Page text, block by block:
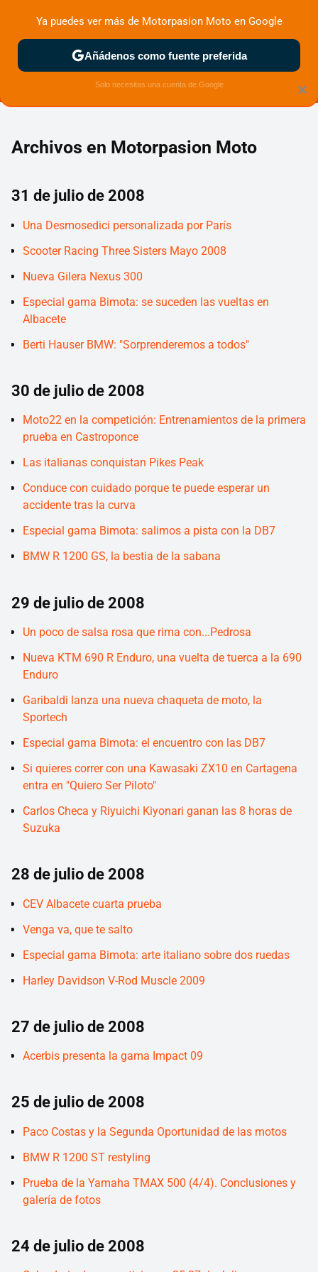
MENÚ NUEVO
ZONA DE PRUEBAS DEPORTIVAS MOTOS ELÉCTRICAS
Archivos en Motorpasion Moto
31 de julio de 2008
Una Desmosedici personalizada por París
Scooter Racing Three Sisters Mayo 2008
Nueva Gilera Nexus 300
Especial gama Bimota: se suceden las vueltas en
Albacete
Berti Hauser BMW: "Sorprenderemos a todos"
30 de julio de 2008
Moto22 en la competición: Entrenamientos de la primera
prueba en Castroponce
Las italianas conquistan Pikes Peak
Conduce con cuidado porque te puede esperar un
accidente tras la curva
Especial gama Bimota: salimos a pista con la DB7
BMW R 1200 GS, la bestia de la sabana
29 de julio de 2008
Un poco de salsa rosa que rima con...Pedrosa
Nueva KTM 690 R Enduro, una vuelta de tuerca a la 690
Enduro
Garibaldi lanza una nueva chaqueta de moto, la
Sportech
Especial gama Bimota: el encuentro con las DB7
Si quieres correr con una Kawasaki ZX10 en Cartagena
entra en "Quiero Ser Piloto"
Carlos Checa y Riyuichi Kiyonari ganan las 8 horas de
Suzuka
28 de julio de 2008
CEV Albacete cuarta prueba
Venga va, que te salto
Especial gama Bimota: arte italiano sobre dos ruedas
Harley Davidson V-Rod Muscle 2009
27 de julio de 2008
Acerbis presenta la gama Impact 09
25 de julio de 2008
Paco Costas y la Segunda Oportunidad de las motos
BMW R 1200 ST restyling
Prueba de la Yamaha TMAX 500 (4/4). Conclusiones y
galería de fotos
24 de julio de 2008
×
Ya puedes ver más de Motorpasion Moto en Google
Añádenos como fuente preferida
Solo necesitas una cuenta de Google